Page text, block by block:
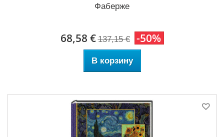
Фаберже
68,58 € 137,15 € -50%
В корзину